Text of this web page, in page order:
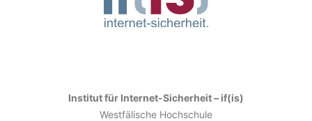
Institut für Internet-Sicherheit – if(is)
Westfälische Hochschule